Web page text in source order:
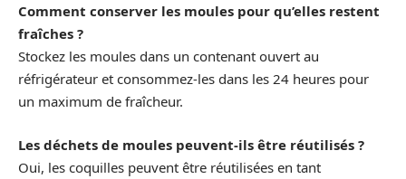
Comment conserver les moules pour qu’elles restent
fraîches ?
Stockez les moules dans un contenant ouvert au
réfrigérateur et consommez-les dans les 24 heures pour
un maximum de fraîcheur.
Les déchets de moules peuvent-ils être réutilisés ?
Oui, les coquilles peuvent être réutilisées en tant